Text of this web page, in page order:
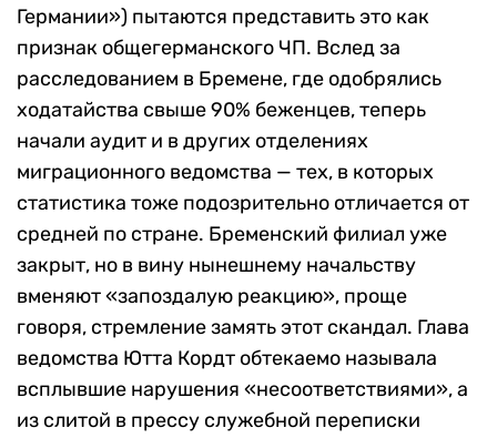
Германии») пытаются представить это как
признак общегерманского ЧП. Вслед за
расследованием в Бремене, где одобрялись
ходатайства свыше 90% беженцев, теперь
начали аудит и в других отделениях
миграционного ведомства — тех, в которых
статистика тоже подозрительно отличается от
средней по стране. Бременский филиал уже
закрыт, но в вину нынешнему начальству
вменяют «запоздалую реакцию», проще
говоря, стремление замять этот скандал. Глава
ведомства Ютта Кордт обтекаемо называла
всплывшие нарушения «несоответствиями», а
из слитой в прессу служебной переписки